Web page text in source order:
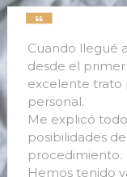
Cuando llegué
desde el
excelente trato
personal.
Me explicó
posibilidades
procedimiento.
Hemos tenido